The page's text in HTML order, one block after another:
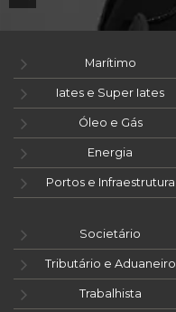
Marítimo
Iates e Super Iates
Óleo e Gás
Energia
Portos e Infraestrutura
Societário
Tributário e Aduaneiro
Trabalhista